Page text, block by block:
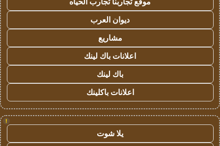
ديوان العرب
مشاريع
اعلانات باك لينك
باك لينك
اعلانات باكلينك
!
يلا شوت